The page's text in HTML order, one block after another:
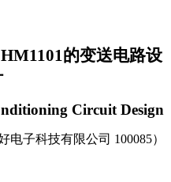
的变送电路设
Circuit Design
电子科技有限公司 100085）